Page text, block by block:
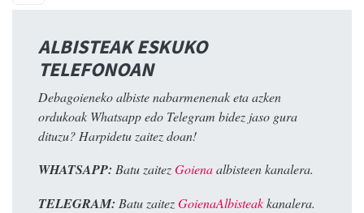
ALBISTEAK ESKUKO
TELEFONOAN
Debagoieneko albiste nabarmenenak eta azken
ordukoak Whatsapp edo Telegram bidez jaso gura
dituzu? Harpidetu zaitez doan!
WHATSAPP: Batu zaitezGoienaalbisteen kanalera.
TELEGRAM: Batu zaitezGoienaAlbisteakkanalera.